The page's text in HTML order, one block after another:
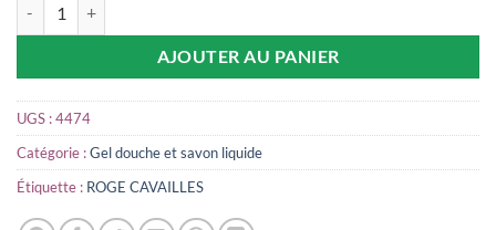
AJOUTER AU PANIER
UGS :4474
Catégorie :Gel douche et savon liquide
Étiquette : ROGE CAVAILLES